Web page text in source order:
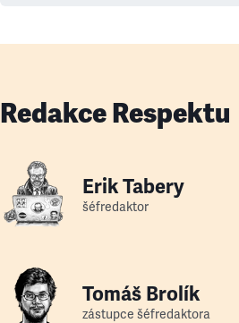
Redakce Respektu
Erik Tabery
šéfredaktor
Tomáš Brolík
zástupce šéfredaktora